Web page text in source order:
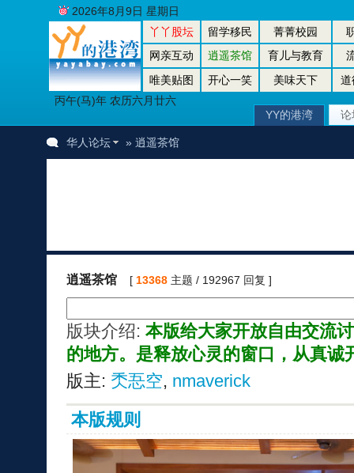
丫丫股坛 留学移民 菁菁校园
网亲互动
逍遥茶馆 育儿与教育
唯美贴图
开心一笑 美味天下
道
丙午(马)年 农历六月廿六
2026年8月9日 星期日
YY的港湾 论
华人论坛 » 逍遥茶馆
逍遥茶馆 [ 13368主题 / 192967 回复 ]
版块介绍: 本版给大家开放自由交流
的地方。是释放心灵的窗口，从真诚
版主: 秂忢空, nmaverick
本版规则